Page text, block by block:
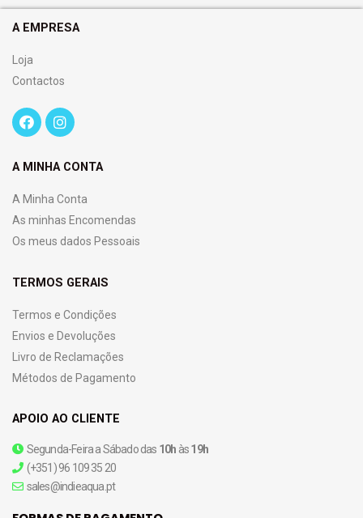
A EMPRESA
Loja
Contactos
A MINHA CONTA
A Minha Conta
As minhas Encomendas
Os meus dados Pessoais
TERMOS GERAIS
Termos e Condições
Envios e Devoluções
Livro de Reclamações
Métodos de Pagamento
APOIO AO CLIENTE
Segunda-Feira a Sábado das 10h às19h
(+351) 96 109 35 20
sales@indieaqua.pt